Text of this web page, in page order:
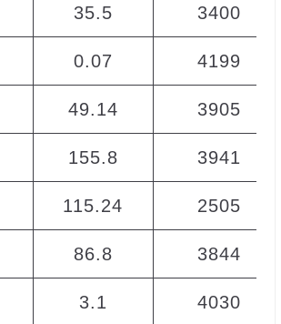
35.5 3400
0.07 4199
49.14 3905
155.8 3941
115.24 2505
86.8 3844
3.1 4030